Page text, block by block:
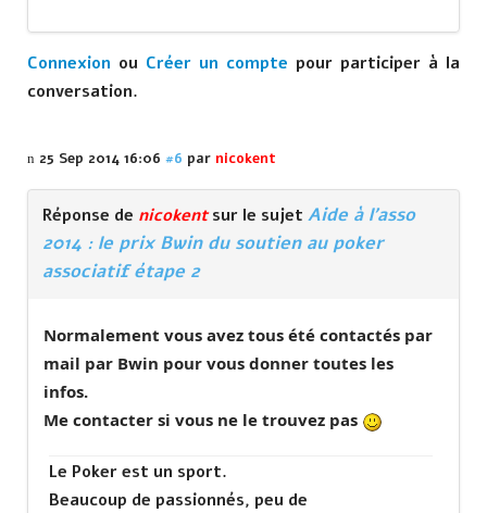
Connexion ou Créer un compte pour participer à la
conversation.
25 Sep 2014 16:06 #6 par nicokent
Réponse de nicokentsur le sujet Aide à l'asso
2014 : le prix Bwin du soutien au poker
associatif étape 2
Normalement vous avez tous été contactés par
mail par Bwin pour vous donner toutes les
infos.
Me contacter si vous ne le trouvez pas
Le Poker est un sport.
Beaucoup de passionnés, peu de